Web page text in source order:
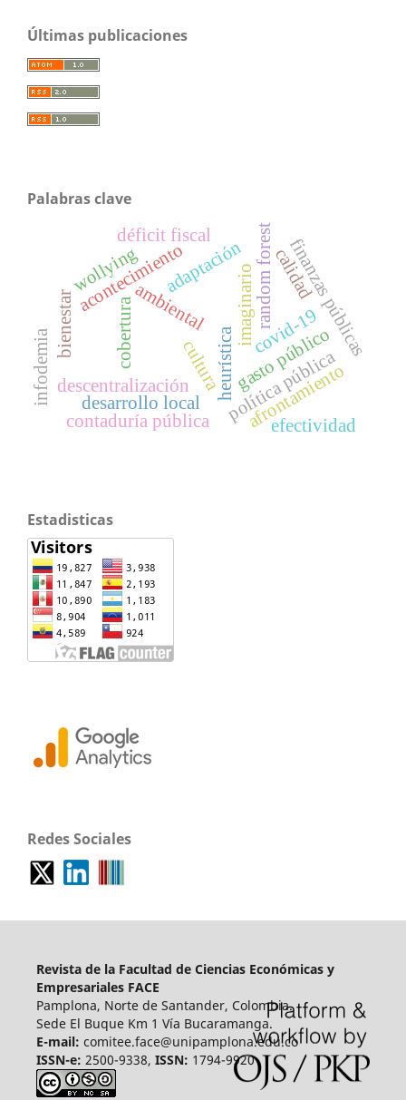
Últimas publicaciones
Palabras clave
cultura
imaginario
acontecimiento
heurística
ambiental
descentralización
déficit fiscal
gasto público
finanzas públicas
política pública
calidad
cobertura
bienestar
desarrollo local
random forest
contaduría pública afrontamiento
adaptación
infodemia covid-19
wollying
efectividad
Estadisticas
Redes Sociales
Revista de la Facultad de Ciencias Económicas y
Empresariales FACE
Pamplona, Norte de Santander, Colombia.
Sede El Buque Km 1 Vía Bucaramanga.
E-mail: comitee.face@unipamplona.edu.co
ISSN-e: 2500-9338, ISSN: 1794-9920